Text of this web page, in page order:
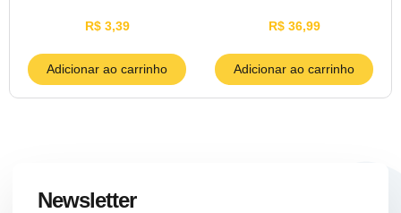
R$3,39
Adicionar ao carrinho
R$36,99
Adicionar ao carrinho
Newsletter